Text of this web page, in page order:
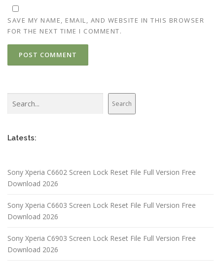
SAVE MY NAME, EMAIL, AND WEBSITE IN THIS BROWSER
FOR THE NEXT TIME I COMMENT.
Search
Latests:
Sony Xperia C6602 Screen Lock Reset File Full Version Free
Download 2026
Sony Xperia C6603 Screen Lock Reset File Full Version Free
Download 2026
Sony Xperia C6903 Screen Lock Reset File Full Version Free
Download 2026